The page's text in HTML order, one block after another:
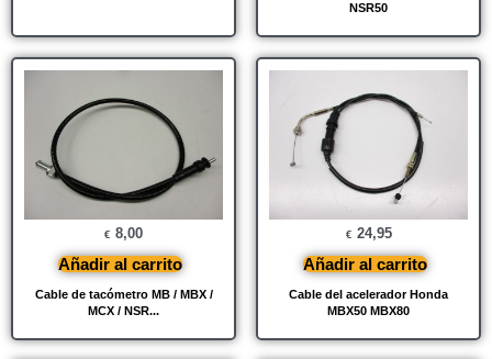
NSR50
Cable de tacómetro MB / MBX /
MCX / NSR...
€ 8,00
Añadir al carrito
Cable del acelerador Honda
MBX50 MBX80
€ 24,95
Añadir al carrito